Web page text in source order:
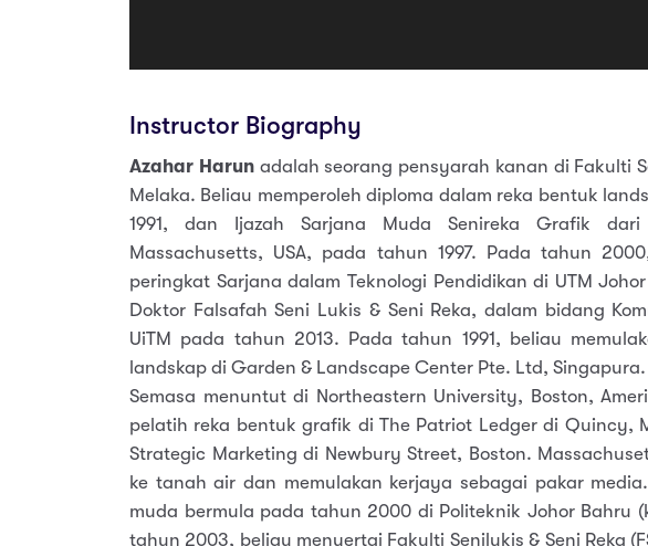
Instructor Biography
Azahar Harunadalah seorang pensyarah kanan di Fakulti
Melaka. Beliau memperoleh diploma dalam reka bentuk
1991, dan Ijazah Sarjana Muda Senireka Grafik dari
Massachusetts, USA, pada tahun 1997. Pada tahun
peringkat Sarjana dalam Teknologi Pendidikan di UTM
Doktor Falsafah Seni Lukis & Seni Reka, dalam bidang
UiTM pada tahun 2013. Pada tahun 1991, beliau
landskap di Garden & Landscape Center Pte. Ltd, Singapura.
Semasa menuntut di Northeastern University, Boston,
pelatih reka bentuk grafik di The Patriot Ledger di Quincy,
Strategic Marketing di Newbury Street, Boston.
ke tanah air dan memulakan kerjaya sebagai pakar
muda bermula pada tahun 2000 di Politeknik Johor Bahru
tahun 2003, beliau menyertai Fakulti Senilukis & Seni Reka